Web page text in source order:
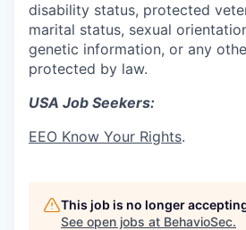
disability status, protected
marital status, sexual
genetic information, or any
protected by law.
USA Job Seekers:
EEO Know Your Rights.
This job is no longer
See open jobs at BehavioSec.